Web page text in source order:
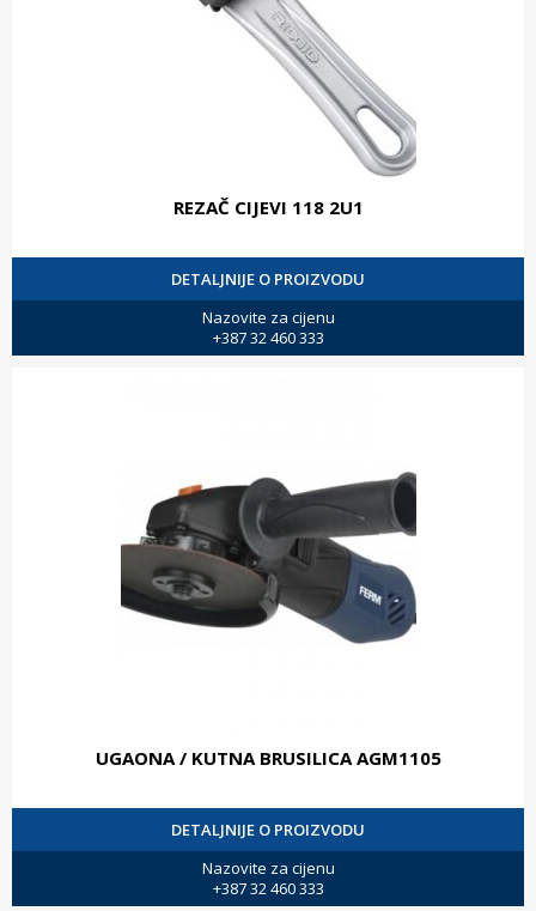
REZAČ CIJEVI 118 2U1
DETALJNIJE O PROIZVODU
Nazovite za cijenu
+387 32 460 333
UGAONA / KUTNA BRUSILICA AGM1105
DETALJNIJE O PROIZVODU
Nazovite za cijenu
+387 32 460 333